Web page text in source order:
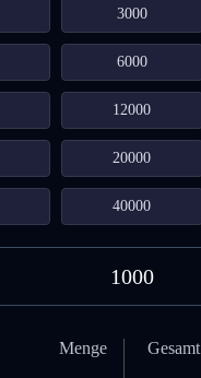
3000
6000
12000
20000
40000
Menge Gesamt